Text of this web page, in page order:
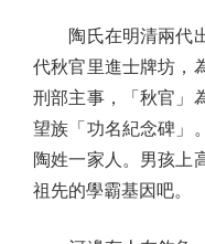
陶氏在明清兩代出
代秋官里進士牌坊，
刑部主事，「秋官」
望族「功名紀念碑」
陶姓一家人。男孩上
祖先的學霸基因吧。